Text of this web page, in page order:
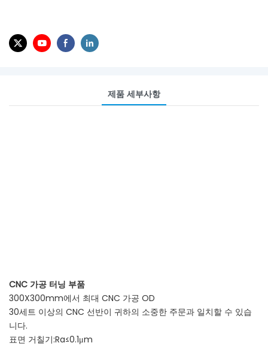
제품 세부사항
CNC 가공 터닝 부품
300X300mm에서 최대 CNC 가공 OD
30세트 이상의 CNC 선반이 귀하의 소중한 주문과 일치할 수 있습
니다.
표면 거칠기:Ra≤0.1μm